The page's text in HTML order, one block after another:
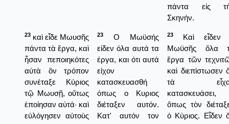
πάντα εἰς
Σκηνήν.
23 καὶ εἶδε Μωυσῆς
πάντα τὰ ἔργα, καὶ
ἦσαν πεποιηκότες
αὐτὰ ὃν τρόπον
συνέταξε Κύριος
τῷ Μωυσῇ, οὕτως
ἐποίησαν αὐτά· καὶ
εὐλόγησεν αὐτοὺς
23
Ο Μωϋσής
είδεν όλα αυτά τα
έργα, και ότι αυτά
είχον
κατασκευασθή
όπως ο Κυριος
διέταξεν αυτόν.
Κατ' αυτόν τον
23
Καὶ εἶδεν
Μωϋσῆς ὅλα
ἔργα τῶν
καὶ διεπίστωσεν
τὰ
κατασκευάσει,
ὅπως τὸν
ὁ Κύριος. Εἶδεν